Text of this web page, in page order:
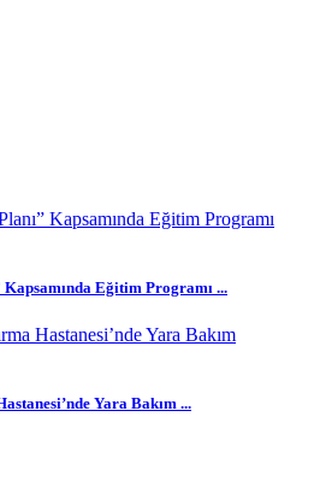
Eğitim Programı ...
Yara Bakım ...